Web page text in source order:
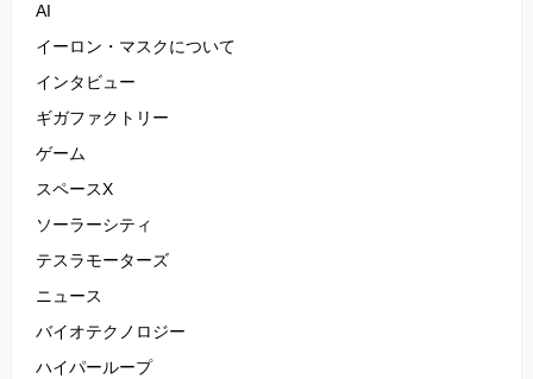
AI
イーロン・マスクについて
インタビュー
ギガファクトリー
ゲーム
スペースX
ソーラーシティ
テスラモーターズ
ニュース
バイオテクノロジー
ハイパーループ